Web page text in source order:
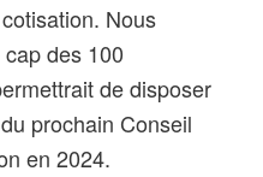
Nous
des 100
de disposer
prochain Conseil
en 2024.